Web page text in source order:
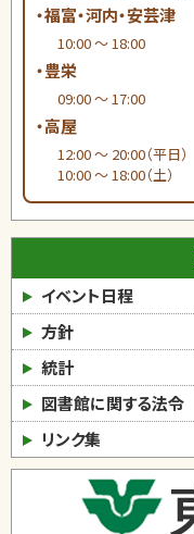
・福富・河内・安芸津
10:00 ～ 18:00
・豊栄
09:00 ～ 17:00
・高屋
12:00 ～ 20:00（平日）
10:00 ～ 18:00（土）
イベント日程
方針
統計
図書館に関する法令
リンク集